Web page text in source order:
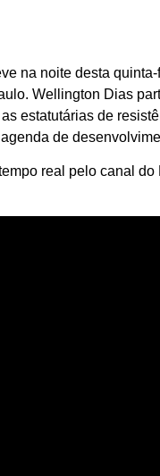
na noite desta
Wellington Dias
estatutárias de
de
real pelo canal do